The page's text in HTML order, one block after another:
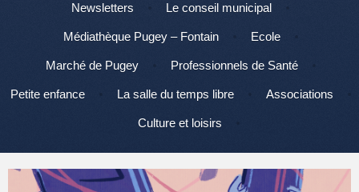
Newsletters Le conseil municipal
Médiathèque Pugey – Fontain Ecole
Marché de Pugey Professionnels de Santé
Petite enfance La salle du temps libre Associations
Culture et loisirs